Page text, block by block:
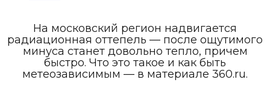
На московский регион надвигается
радиационная оттепель — после ощутимого
минуса станет довольно тепло, причем
быстро. Что это такое и как быть
метеозависимым — в материале 360.ru.